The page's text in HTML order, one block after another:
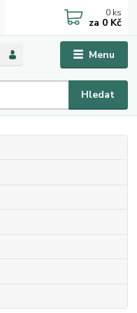
Menu
Hledat
0 ks
za 0 Kč